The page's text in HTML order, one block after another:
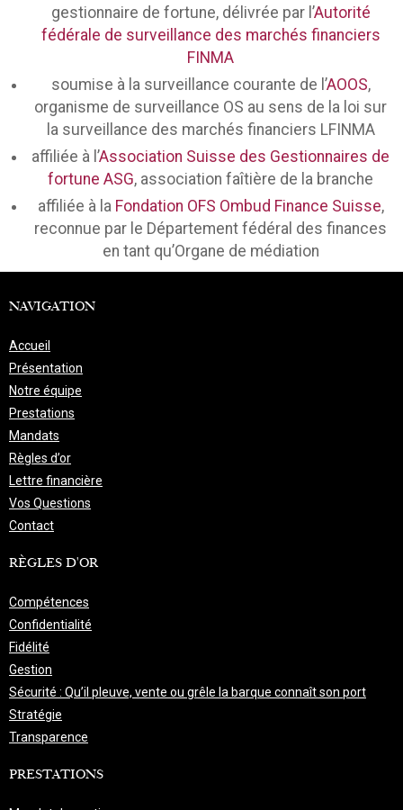
gestionnaire de fortune, délivrée par l’Autorité
fédérale de surveillance des marchés financiers
FINMA
soumise à la surveillance courante de l’AOOS,
organisme de surveillance OS au sens de la loi sur
la surveillance des marchés financiers LFINMA
affiliée à l’Association Suisse des Gestionnaires de
fortune ASG, association faîtière de la branche
affiliée à la Fondation OFS Ombud Finance Suisse,
reconnue par le Département fédéral des finances
en tant qu’Organe de médiation
NAVIGATION
Accueil
Présentation
Notre équipe
Prestations
Mandats
Règles d’or
Lettre financière
Vos Questions
Contact
RÈGLES D'OR
Compétences
Confidentialité
Fidélité
Gestion
Sécurité : Qu’il pleuve, vente ou grêle la barque connaît son port
Stratégie
Transparence
PRESTATIONS